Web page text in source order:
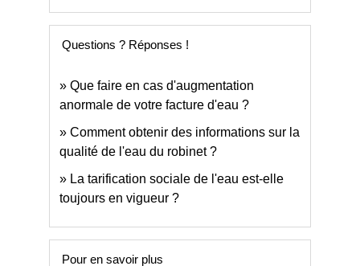
Questions ? Réponses !
Que faire en cas d'augmentation
anormale de votre facture d'eau ?
Comment obtenir des informations sur la
qualité de l'eau du robinet ?
La tarification sociale de l'eau est-elle
toujours en vigueur ?
Pour en savoir plus